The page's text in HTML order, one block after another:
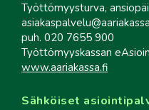
Työttömyysturva,
puh. 020 7655 900
Työttömyyskassan
www.aariakassa.fi
Sähköiset